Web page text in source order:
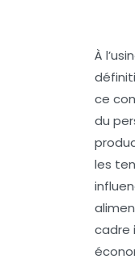
À
ce
du
les
cadre